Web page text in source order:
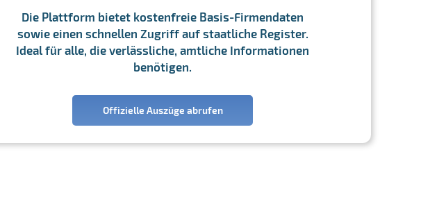
Die Plattform bietet kostenfreie Basis-Firmendaten
sowie einen schnellen Zugriff auf staatliche Register.
Ideal für alle, die verlässliche, amtliche Informationen
benötigen.
Offizielle Auszüge abrufen